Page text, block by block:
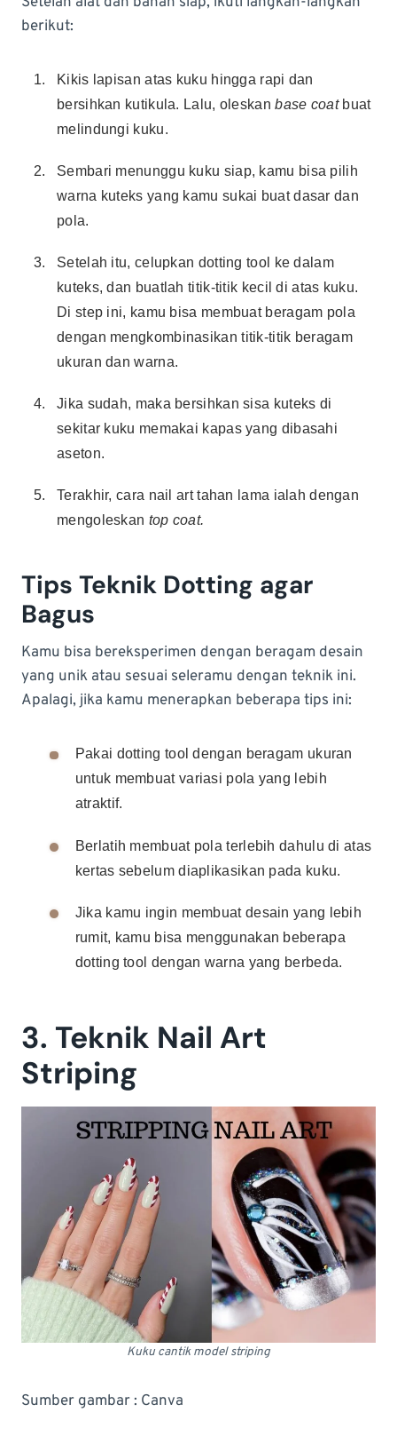
berikut:
Kikis lapisan atas kuku hingga rapi dan
bersihkan kutikula. Lalu, oleskanbase coatbuat
melindungi kuku.
Sembari menunggu kuku siap, kamu bisa pilih
warna kuteks yang kamu sukai buat dasar dan
pola.
Setelah itu, celupkan dotting tool ke dalam
kuteks, dan buatlah titik-titik kecil di atas kuku.
Di step ini, kamu bisa membuat beragam pola
dengan mengkombinasikan titik-titik beragam
ukuran dan warna.
Jika sudah, maka bersihkan sisa kuteks di
sekitar kuku memakai kapas yang dibasahi
aseton.
Terakhir, cara nail art tahan lama ialah dengan
mengoleskan top coat.
Tips Teknik Dotting agar
Bagus
Kamu bisa bereksperimen dengan beragam desain
yang unik atau sesuai seleramu dengan teknik ini.
Apalagi, jika kamu menerapkan beberapa tips ini:
Pakai dotting tool dengan beragam ukuran
untuk membuat variasi pola yang lebih
atraktif.
Berlatih membuat pola terlebih dahulu di atas
kertas sebelum diaplikasikan pada kuku.
Jika kamu ingin membuat desain yang lebih
rumit, kamu bisa menggunakan beberapa
dotting tool dengan warna yang berbeda.
3. Teknik Nail Art
Striping
Kuku cantik model striping
Sumber gambar : Canva